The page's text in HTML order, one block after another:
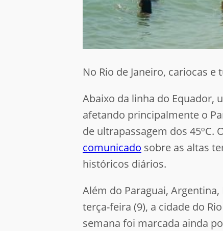
No Rio de Janeiro, cariocas
Abaixo da linha do Equador,
afetando principalmente o
de ultrapassagem dos
comunicado sobre as altas
históricos diários.
Além do Paraguai,
terça-feira (9), a cidade do
semana foi marcada ainda